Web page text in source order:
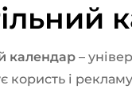
календар –
користь і